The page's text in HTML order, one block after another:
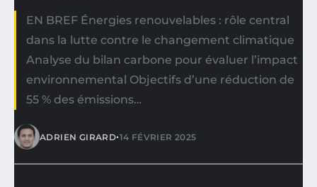
EN BREF Énergies renouvelables : rôle central
dans la lutte contre le changement climatique
Analyse du bilan carbone pour évaluer l’impact
environnemental Objectifs d’une réduction de
55 % des émissions…
ADRIEN GIRARD•14 FÉVRIER 2025